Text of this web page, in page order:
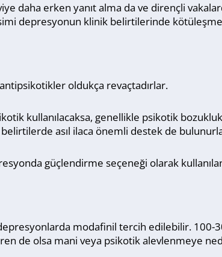
daha erken yanıt alma da ve dirençli
depresyonun klinik belirtilerinde
oldukça revaçtadırlar.
kullanılacaksa, genellikle psikotik
asıl ilaca önemli destek de
güçlendirme seçeneği olarak
modafinil tercih edilebilir. 100-
de olsa mani veya psikotik alevlenmeye